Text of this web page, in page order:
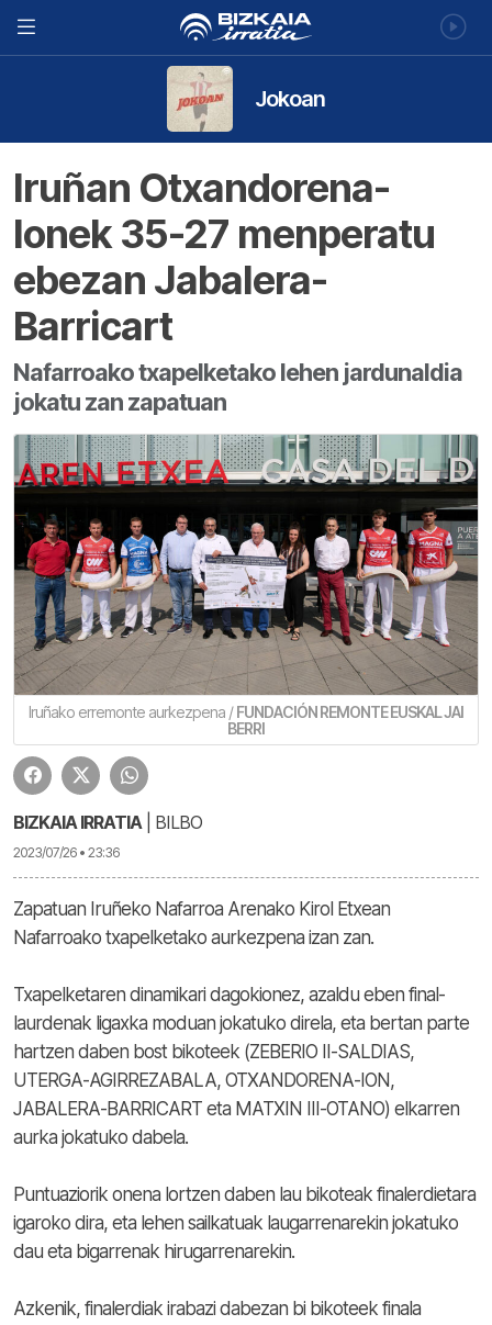
Jokoan
Iruñan Otxandorena-
Ionek 35-27 menperatu
ebezan Jabalera-
Barricart
Nafarroako txapelketako lehen jardunaldia
jokatu zan zapatuan
Iruñako erremonte aurkezpena /FUNDACIÓN REMONTE EUSKAL JAI
BERRI
BIZKAIA IRRATIA| BILBO
2023/07/26 • 23:36
Zapatuan Iruñeko Nafarroa Arenako Kirol Etxean
Nafarroako txapelketako aurkezpena izan zan.
Txapelketaren dinamikari dagokionez, azaldu eben final-
laurdenak ligaxka moduan jokatuko direla, eta bertan parte
hartzen daben bost bikoteek (ZEBERIO II-SALDIAS,
UTERGA-AGIRREZABALA, OTXANDORENA-ION,
JABALERA-BARRICART eta MATXIN III-OTANO) elkarren
aurka jokatuko dabela.
Puntuaziorik onena lortzen daben lau bikoteak finalerdietara
igaroko dira, eta lehen sailkatuak laugarrenarekin jokatuko
dau eta bigarrenak hirugarrenarekin.
Azkenik, finalerdiak irabazi dabezan bi bikoteek finala